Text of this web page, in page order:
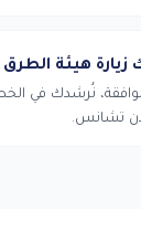
هيئة الطرق
نُرشدك في
تشانس.